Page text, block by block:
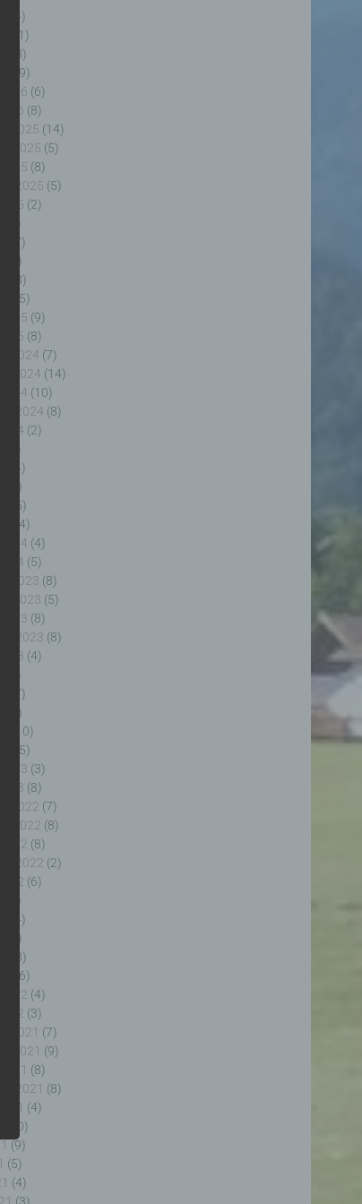
(4)
(11)
(8)
(9)
(6)
(8)
2025 (14)
2025 (5)
(8)
2025 (5)
(2)
(9)
(7)
(3)
(8)
(5)
(9)
(8)
2024 (7)
2024 (14)
(10)
2024 (8)
(2)
(9)
(4)
(4)
(5)
(4)
(4)
(5)
2023 (8)
2023 (5)
(8)
2023 (8)
(4)
(8)
(7)
(8)
(10)
(5)
(3)
(8)
2022 (7)
2022 (8)
(8)
2022 (2)
(6)
(5)
(4)
(5)
(8)
(6)
(4)
(3)
2021 (7)
2021 (9)
(8)
2021 (8)
(4)
(10)
(9)
(5)
(4)